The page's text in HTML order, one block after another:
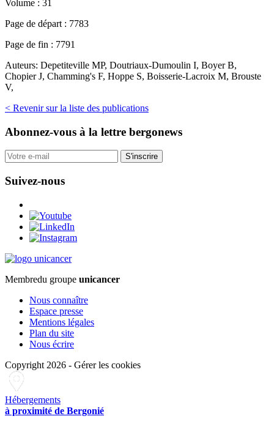
Volume : 31
Page de départ : 7783
Page de fin : 7791
Auteurs: Depetiteville MP, Doutriaux-Dumoulin I, Boyer B,
Chopier J, Chamming's F, Hoppe S, Boisserie-Lacroix M, Brouste
V,
< Revenir sur la liste des publications
Abonnez-vous à la lettre bergonews
S'inscrire
Suivez-nous
Membredu groupe unicancer
Nous connaître
Espace presse
Mentions légales
Plan du site
Nous écrire
Copyright 2026 - Gérer les cookies
Hébergements
à proximité de Bergonié